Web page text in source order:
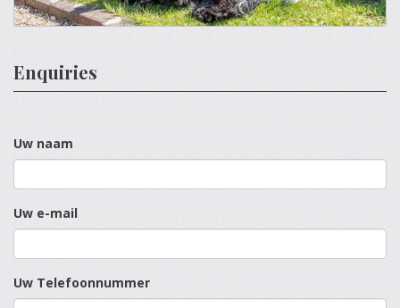
Enquiries
Uw naam
Uw e-mail
Uw Telefoonnummer